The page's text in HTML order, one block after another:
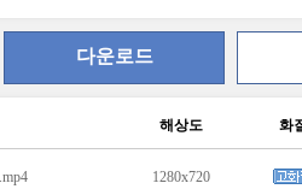
다운로드
해상도 화
1280x720